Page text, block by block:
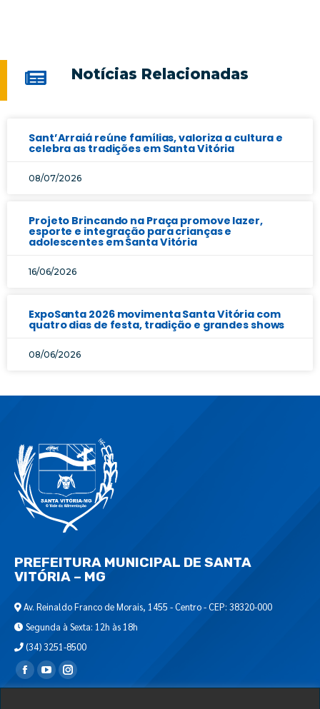
Notícias Relacionadas
Sant’Arraiá reúne famílias, valoriza a cultura e
celebra as tradições em Santa Vitória
08/07/2026
Projeto Brincando na Praça promove lazer,
esporte e integração para crianças e
adolescentes em Santa Vitória
16/06/2026
ExpoSanta 2026 movimenta Santa Vitória com
quatro dias de festa, tradição e grandes shows
08/06/2026
PREFEITURA MUNICIPAL DE SANTA
VITÓRIA – MG
Av. Reinaldo Franco de Morais, 1455 - Centro - CEP: 38320-000
Segunda à Sexta: 12h às 18h
(34) 3251-8500
Encontre-nos em: